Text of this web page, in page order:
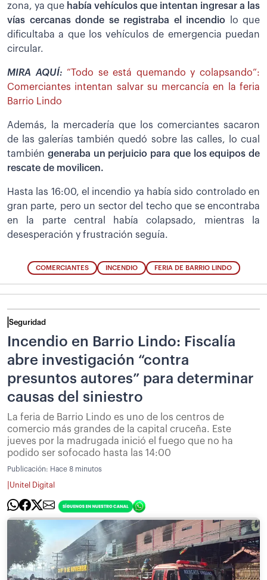
zona, ya que había vehículos que intentan ingresar a las
vías cercanas donde se registraba el incendio
lo que
dificultaba a que los vehículos de emergencia puedan
circular.
MIRA AQUÍ:“Todo se está quemando y colapsando”:
Comerciantes intentan salvar su mercancía en la feria
Barrio Lindo
Además, la mercadería que los comerciantes sacaron
de las galerías también quedó sobre las calles, lo cual
también generaba un perjuicio para que los equipos de
rescate de movilicen.
Hasta las 16:00, el incendio ya había sido controlado en
gran parte, pero un sector del techo que se encontraba
en la parte central había colapsado, mientras la
desesperación y frustración seguía.
COMERCIANTES INCENDIO FERIA DE BARRIO LINDO
Seguridad
Incendio en Barrio Lindo: Fiscalía
abre investigación “contra
presuntos autores” para determinar
causas del siniestro
La feria de Barrio Lindo es uno de los centros de
comercio más grandes de la capital cruceña. Este
jueves por la madrugada inició el fuego que no ha
podido ser sofocado hasta las 14:00
Publicación: Hace 8 minutos
Unitel Digital